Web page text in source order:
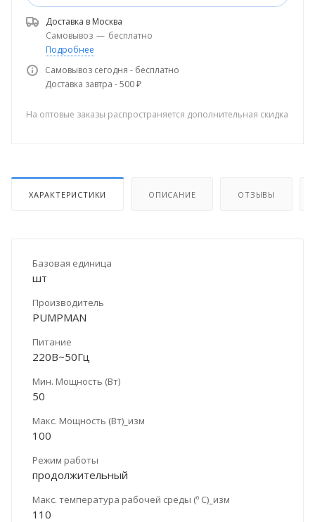
Доставка в Москва
Самовывоз — бесплатно
Подробнее
Самовывоз сегодня - бесплатно
Доставка завтра - 500 ₽
На оптовые заказы распространяется дополнительная скидка
ХАРАКТЕРИСТИКИ ОПИСАНИЕ ОТЗЫВЫ
Базовая единица
шт
Производитель
PUMPMAN
Питание
220В~50Гц
Мин. Мощность (Вт)
50
Макс. Мощность (Вт)_изм
100
Режим работы
продолжительный
Макс. температура рабочей среды (º С)_изм
110